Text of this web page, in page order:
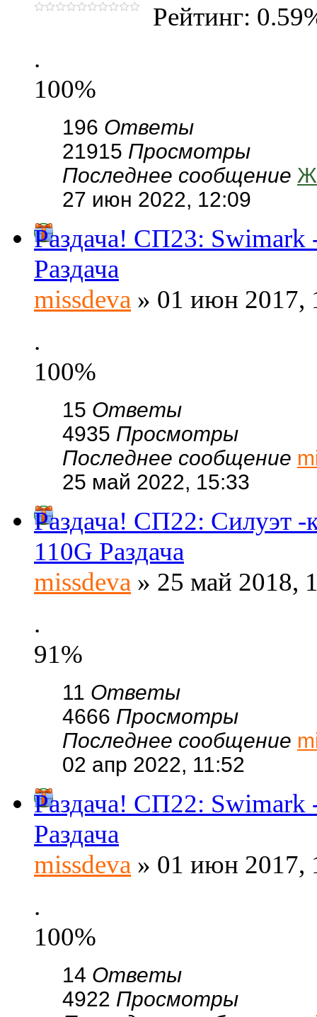
Рейтинг:
.
100%
196 Ответы
21915 Просмотры
Последнее сообщение
27 июн 2022, 12:09
Раздача! СП23:
Раздача
missdeva » 01 июн 2017,
.
100%
15 Ответы
4935 Просмотры
Последнее сообщение
25 май 2022, 15:33
Раздача! СП22: Силуэт
110G Раздача
missdeva » 25 май 2018,
.
91%
11 Ответы
4666 Просмотры
Последнее сообщение
02 апр 2022, 11:52
Раздача! СП22:
Раздача
missdeva » 01 июн 2017,
.
100%
14 Ответы
4922 Просмотры